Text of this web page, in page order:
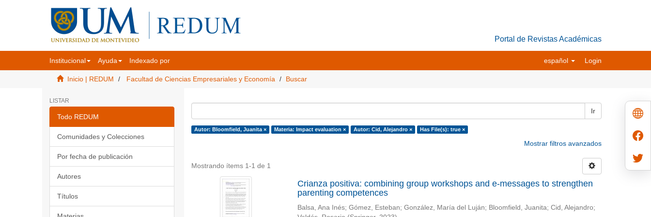
Portal de Revistas Académicas
Institucional Ayuda Indexado por español Login
Inicio | REDUM Facultad de Ciencias Empresariales y Economía Buscar
LISTAR
Todo REDUM
Comunidades y Colecciones
Por fecha de publicación
Autores
Títulos
Ir
Autor: Bloomfield, Juanita × Materia: Impact evaluation × Autor: Cid, Alejandro × Has File(s): true ×
Mostrar filtros avanzados
Mostrando ítems 1-1 de 1
Crianza positiva: combining group workshops and e-messages to strengthen
parenting competences
Balsa, Ana Inés; Gómez, Esteban; González, María del Luján; Bloomfield, Juanita; Cid, Alejandro;